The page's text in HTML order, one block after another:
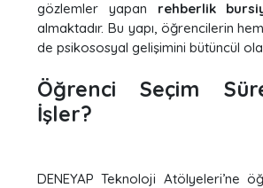
gözlemler yapan rehberlik
almaktadır. Bu yapı, öğrencilerin
de psikososyal gelişimini bütüncül
Öğrenci Seçim
İşler?
DENEYAP Teknoloji Atölyeleri’ne